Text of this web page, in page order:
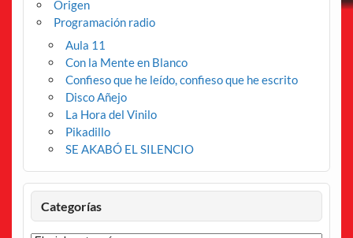
Origen
Programación radio
Aula 11
Con la Mente en Blanco
Confieso que he leído, confieso que he escrito
Disco Añejo
La Hora del Vinilo
Pikadillo
SE AKABÓ EL SILENCIO
Categorías